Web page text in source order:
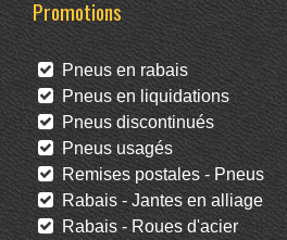
Promotions
Pneus en rabais
Pneus en liquidations
Pneus discontinués
Pneus usagés
Remises postales - Pneus
Rabais - Jantes en alliage
Rabais - Roues d'acier